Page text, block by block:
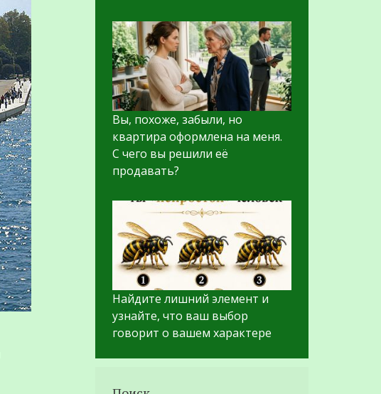
Вы, похоже, забыли, но
квартира оформлена на меня.
С чего вы решили её
продавать?
Найдите лишний элемент и
узнайте, что ваш выбор
говорит о вашем характере